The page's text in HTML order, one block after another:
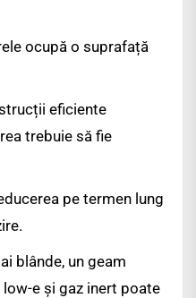
ocupă o suprafață
eficiente
trebuie să fie
pe termen lung
blânde, un geam
e și gaz inert poate